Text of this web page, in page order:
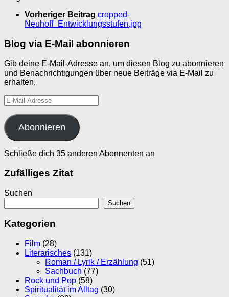
Vorheriger Beitrag cropped-
Neuhoff_Entwicklungsstufen.jpg
Blog via E-Mail abonnieren
Gib deine E-Mail-Adresse an, um diesen Blog zu abonnieren
und Benachrichtigungen über neue Beiträge via E-Mail zu
erhalten.
E-
Mail-
Adresse
Abonnieren
Schließe dich 35 anderen Abonnenten an
Zufälliges Zitat
Suchen
Suchen
Kategorien
Film (28)
Literarisches (131)
Roman / Lyrik / Erzählung (51)
Sachbuch (77)
Rock und Pop (58)
Spiritualität im Alltag (30)